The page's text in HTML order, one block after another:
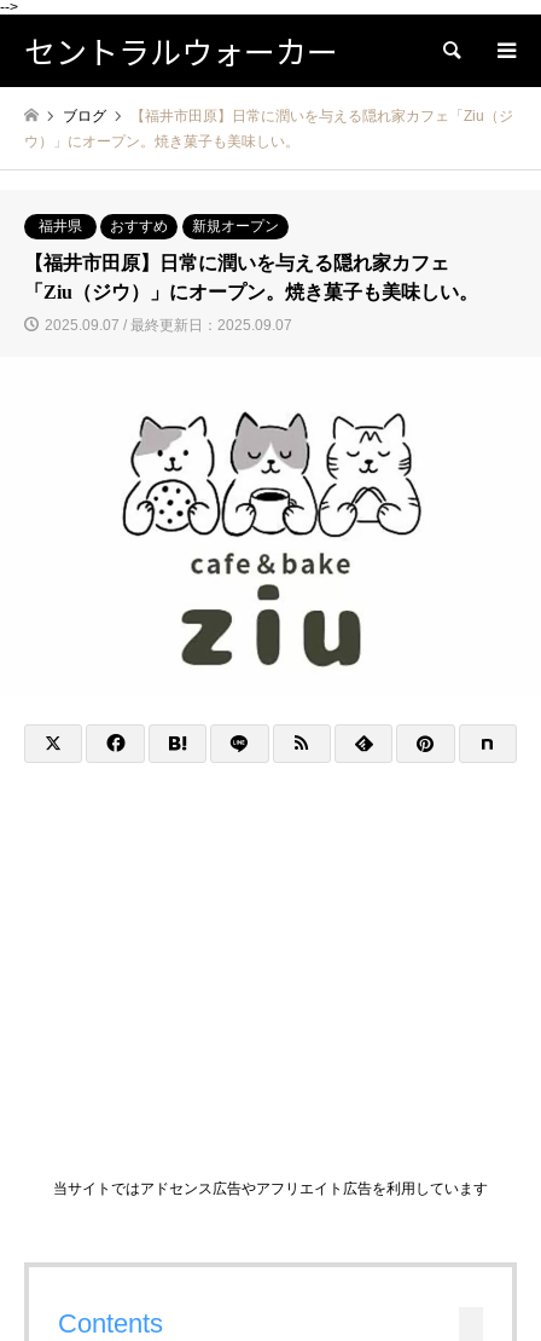
-->
セントラルウォーカー 検索
ブログ
【福井市田原】日常に潤いを与える隠れ家カフェ「Ziu（ジ
ウ）」にオープン。焼き菓子も美味しい。
福井県 おすすめ 新規オープン
【福井市田原】日常に潤いを与える隠れ家カフェ
「Ziu（ジウ）」にオープン。焼き菓子も美味しい。
2025.09.07 / 最終更新日：2025.09.07
当サイトではアドセンス広告やアフリエイト広告を利用しています
Contents